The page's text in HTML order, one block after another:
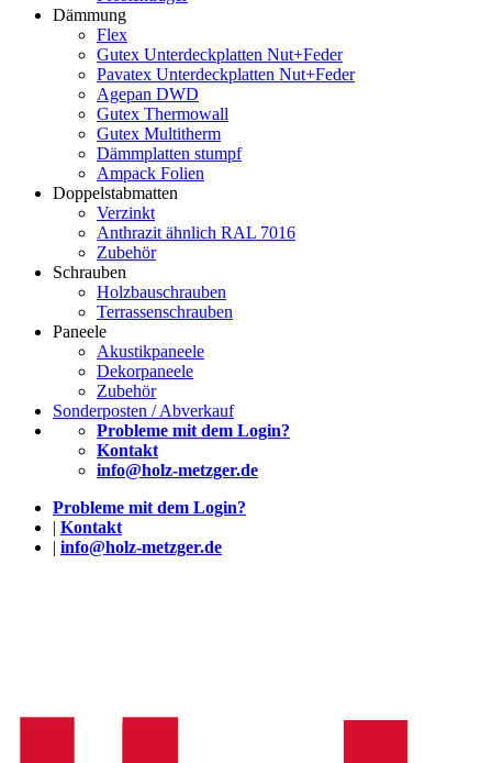
Dämmung
Flex
Gutex Unterdeckplatten Nut+Feder
Pavatex Unterdeckplatten Nut+Feder
Agepan DWD
Gutex Thermowall
Gutex Multitherm
Dämmplatten stumpf
Ampack Folien
Doppelstabmatten
Verzinkt
Anthrazit ähnlich RAL 7016
Zubehör
Schrauben
Holzbauschrauben
Terrassenschrauben
Paneele
Akustikpaneele
Dekorpaneele
Zubehör
Sonderposten / Abverkauf
Probleme mit dem Login?
Kontakt
info@holz-metzger.de
Probleme mit dem Login?
| Kontakt
| info@holz-metzger.de